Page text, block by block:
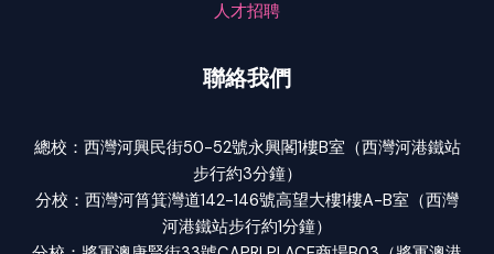
人才招聘
聯絡我們
總校：西灣河興民街50-52號永興閣1樓B室（西灣河港鐵站
步行約3分鐘）
分校：西灣河筲箕灣道142-146號高望大樓1樓A-B室（西灣
河港鐵站步行約1分鐘）